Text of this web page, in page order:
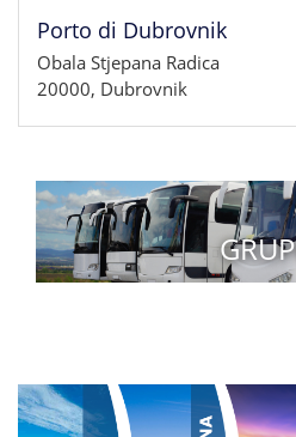
Porto di Dubrovnik
Obala Stjepana Radica
20000, Dubrovnik